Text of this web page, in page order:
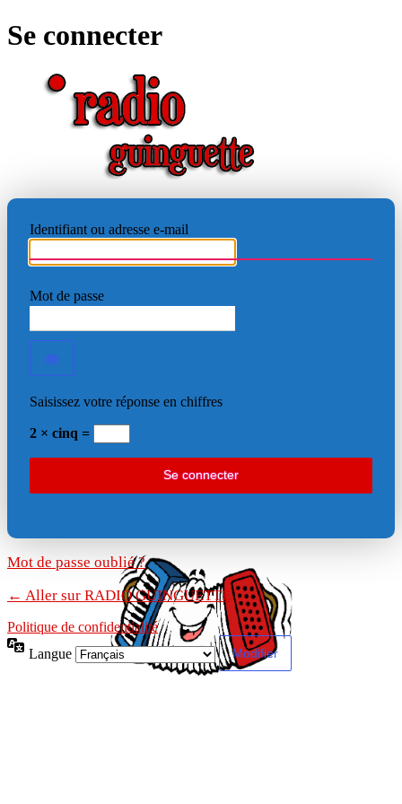
Se connecter
Identifiant ou adresse e-mail
Mot de passe
Saisissez votre réponse en chiffres
2 × cinq =
Mot de passe oublié ?
← Aller sur RADIO GUINGUETTE
Politique de confidentialité
Langue